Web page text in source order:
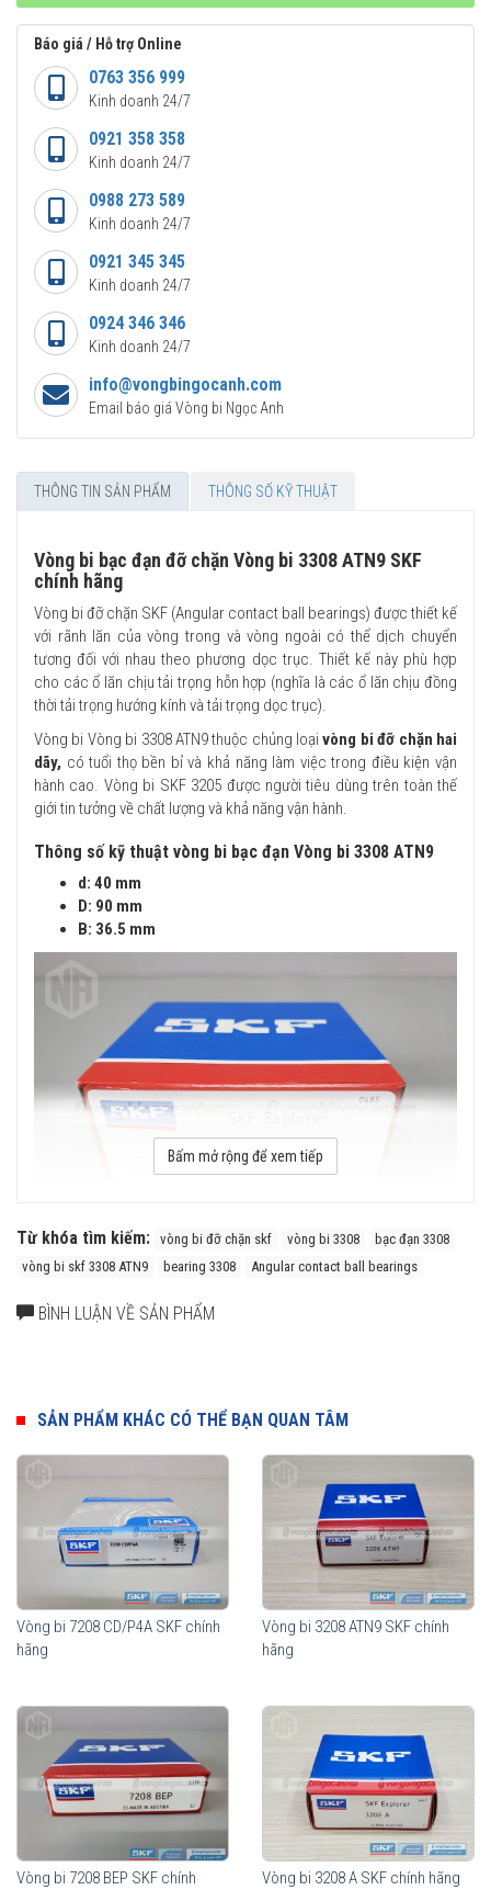
Báo giá / Hỗ trợ Online
0763 356 999
Kinh doanh 24/7
0921 358 358
Kinh doanh 24/7
0988 273 589
Kinh doanh 24/7
0921 345 345
Kinh doanh 24/7
0924 346 346
Kinh doanh 24/7
info@vongbingocanh.com
Email báo giá Vòng bi Ngọc Anh
THÔNG TIN SẢN PHẨM THÔNG SỐ KỸ THUẬT
Vòng bi bạc đạn đỡ chặn Vòng bi 3308 ATN9 SKF
chính hãng
Vòng bi đỡ chặn SKF (Angular contact ball bearings) được thiết kế
với rãnh lăn của vòng trong và vòng ngoài có thể dịch chuyển
tương đối với nhau theo phương dọc trục. Thiết kế này phù hợp
cho các ổ lăn chịu tải trọng hỗn hợp (nghĩa là các ổ lăn chịu đồng
thời tải trọng hướng kính và tải trọng dọc trục).
Vòng bi Vòng bi 3308 ATN9 thuộc chủng loạivòng bi đỡ chặn hai
dãy, có tuổi thọ bền bỉ và khả năng làm việc trong điều kiện vận
hành cao. Vòng bi SKF 3205 được người tiêu dùng trên toàn thế
giới tin tưởng về chất lượng và khả năng vận hành.
Thông số kỹ thuật vòng bi bạc đạn Vòng bi 3308 ATN9
d: 40 mm
D: 90 mm
B: 36.5 mm
Vòng bi đỡ chặn SKF Vòng bi 3308 ATN9 chính hãng
Vòng bi SKF Vòng bi 3308 ATN9 chính hãng, phân phối bởi Vòng bi
Bấm mở rộng để xem tiếp
Từ khóa tìm kiếm: vòng bi đỡ chặn skf vòng bi 3308
bạc đạn 3308
vòng bi skf 3308 ATN9
bearing 3308 Angular contact ball bearings
BÌNH LUẬN VỀ SẢN PHẨM
SẢN PHẨM KHÁC CÓ THỂ BẠN QUAN TÂM
Vòng bi 7208 CD/P4A SKF chính
hãng
Vòng bi 3208 ATN9 SKF chính
hãng
Vòng bi 7208 BEP SKF chính Vòng bi 3208 A SKF chính hãng